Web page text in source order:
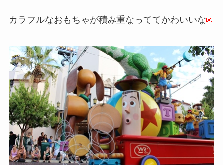
カラフルなおもちゃが積み重なっててかわいいな